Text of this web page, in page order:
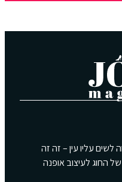
לשים עליו עין – זה זה
של החוג לעיצוב אופנה